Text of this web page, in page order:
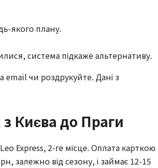
якого плану.
система підкаже альтернативу.
email чи роздрукуйте. Дані з
Києва до Праги
Express, 2-ге місце. Оплата карткою
залежно від сезону, і займає 12-15